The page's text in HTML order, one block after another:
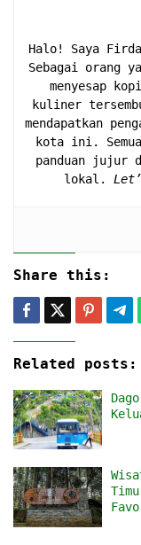
Halo! Saya
Sebagai orang
menyesap
kuliner
mendapatkan
kota ini.
panduan jujur
lokal.
Share this:
Related posts: